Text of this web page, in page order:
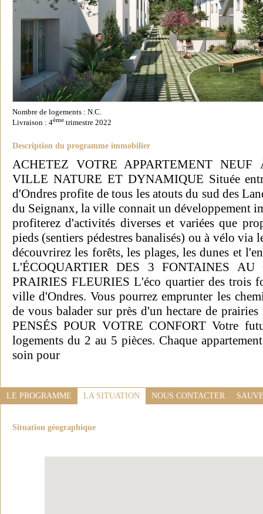
Nombre de logements : N.C.
Livraison : 4ème trimestre 2022
Description du programme immobilier
ACHETEZ VOTRE APPARTEMENT
VILLE NATURE ET DYNAMIQUE Située
d'Ondres profite de tous les atouts du sud des
du Seignanx, la ville connait un développement
profiterez d'activités diverses et variées que
pieds (sentiers pédestres banalisés) ou à vélo via
découvrirez les forêts, les plages, les dunes et
L'ÉCOQUARTIER DES 3 FONTAINES
PRAIRIES FLEURIES L'éco quartier des trois
ville d'Ondres. Vous pourrez emprunter les
de vous balader sur près d'un hectare de
PENSÉS POUR VOTRE CONFORT Votre
logements du 2 au 5 pièces. Chaque
soin pour
LE PROGRAMME LA SITUATION NOUS CONTACTER
Situation géographique